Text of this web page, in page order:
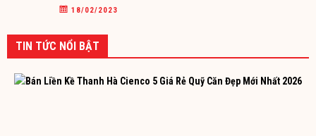
18/02/2023
TIN TỨC NỔI BẬT